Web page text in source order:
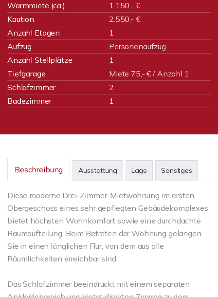
Warmmiete (ca.)
1.150,- €
Kaution
2.550,- €
Anzahl Etagen
1
Aufzug
Personenaufzug
Anzahl Stellplätze
1
Tiefgarage
Miete 75,- € / Anzahl 1
Schlafzimmer
2
Badezimmer
1
Beschreibung Ausstattung Lage Sonstiges
Diese moderne Drei-Zimmer-Mietwohnung im ersten
Obergeschoss eines sehr gepflegten Gebäudekomplexes
bietet höchsten Wohnkomfort sowie eine durchdachte
Raumaufteilung. Beim Betreten der Wohnung gelangen
Sie in einen länglichen Flur, von dem aus alle
Räumlichkeiten erreichbar sind.
Das Schlafzimmer beeindruckt mit einem separaten